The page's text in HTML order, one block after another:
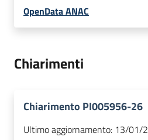
OpenData ANAC
Chiarimenti
Chiarimento PI005956-26
Ultimo aggiornamento: 13/01/